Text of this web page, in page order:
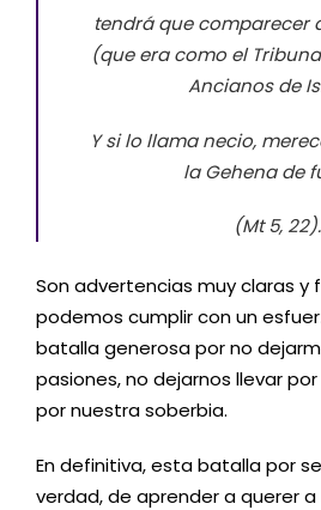
tendrá que comparecer
(que era como el
Ancianos de
Y si lo llama necio,
la Gehena de
(Mt 5, 22).
Son advertencias muy claras y
podemos cumplir con un
batalla generosa por no
pasiones, no dejarnos llevar
por nuestra soberbia.
En definitiva, esta batalla por
verdad, de aprender a querer